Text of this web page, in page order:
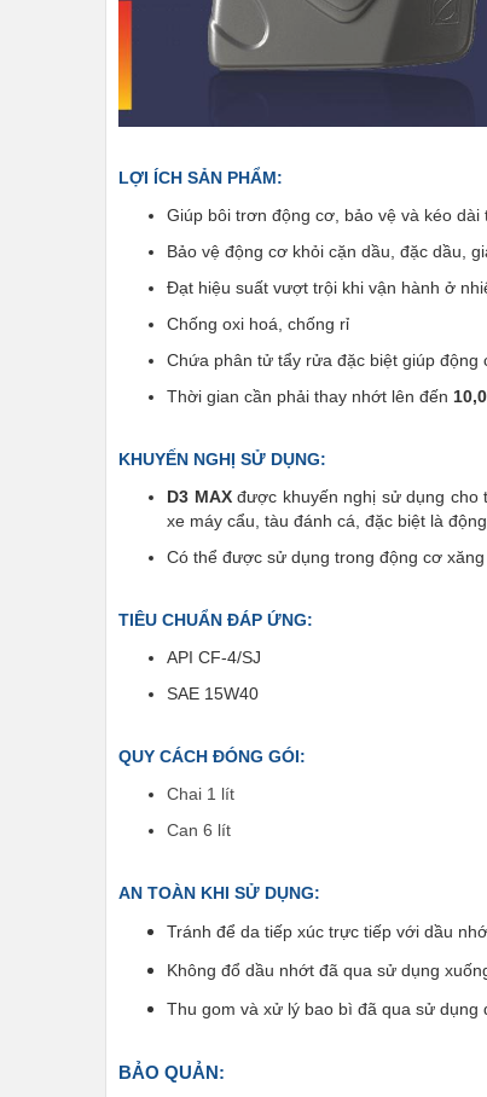
LỢI ÍCH SẢN PHẨM:
Giúp bôi trơn động cơ, bảo vệ và kéo dài
Bảo vệ động cơ khỏi cặn dầu, đặc dầu,
Đạt hiệu suất vượt trội khi vận hành ở
Chống oxi hoá, chống rỉ
Chứa phân tử tẩy rửa đặc biệt giúp động
Thời gian cần phải thay nhớt lên đến
KHUYẾN NGHỊ SỬ DỤNG:
D3 MAXđược khuyến nghị sử dụng cho
xe máy cẩu, tàu đánh cá, đặc biệt là
Có thể được sử dụng trong động cơ
TIÊU CHUẨN ĐÁP ỨNG:
API CF-4/SJ
SAE 15W40
QUY CÁCH ĐÓNG GÓI:
Chai 1 lít
Can 6 lít
AN TOÀN KHI SỬ DỤNG:
Tránh để da tiếp xúc trực tiếp với dầu
Không đổ dầu nhớt đã qua sử dụng
Thu gom và xử lý bao bì đã qua sử dụng
BẢO QUẢN: